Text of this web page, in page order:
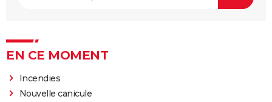
EN CE MOMENT
Incendies
Nouvelle canicule